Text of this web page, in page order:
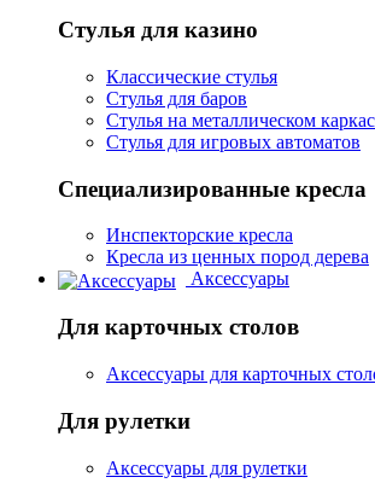
Стулья для казино
Классические стулья
Стулья для баров
Стулья на металлическом
Стулья для игровых автоматов
Специализированные кресла
Инспекторские кресла
Кресла из ценных пород дерева
Аксессуары
Для карточных столов
Аксессуары для карточных
Для рулетки
Аксессуары для рулетки